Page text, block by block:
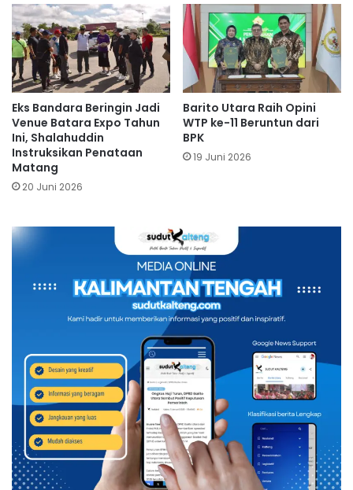
Eks Bandara Beringin Jadi
Venue Batara Expo Tahun
Ini, Shalahuddin
Instruksikan Penataan
Matang
20 Juni 2026
Barito Utara Raih Opini
WTP ke-11 Beruntun dari
BPK
19 Juni 2026